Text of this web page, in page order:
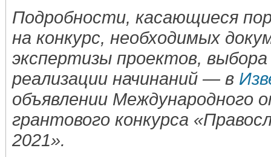
Подробности, касающиеся
на конкурс, необходимых
экспертизы проектов,
реализации начинаний — в
объявлении Международного
грантового конкурса
2021».